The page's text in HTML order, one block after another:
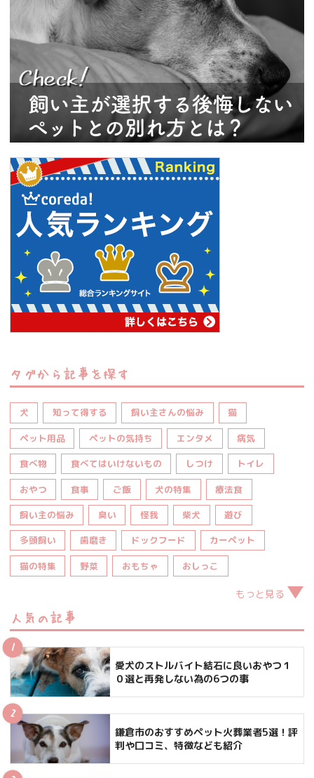
タグから記事を探す
犬 知って得する 飼い主さんの悩み 猫
ペット用品 ペットの気持ち エンタメ 病気
食べ物 食べてはいけないもの しつけ トイレ
おやつ 食事 ご飯 犬の特集 療法食
飼い主の悩み 臭い 怪我 柴犬 遊び
多頭飼い 歯磨き ドックフード カーペット
猫の特集 野菜 おもちゃ おしっこ
もっと見る
人気の記事
愛犬のストルバイト結石に良いおやつ１
０選と再発しない為の6つの事
鎌倉市のおすすめペット火葬業者5選！評
判や口コミ、特徴なども紹介